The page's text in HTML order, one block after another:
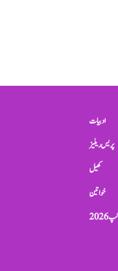
ادبیات
پریس ریلیز
کھیل
خواتین